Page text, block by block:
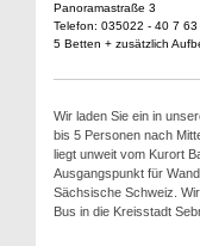
Panoramastraße 3
Telefon: 035022 - 40 7 63
5 Betten + zusätzlich
Wir laden Sie ein in
bis 5 Personen nach
liegt unweit vom Kurort
Ausgangspunkt für
Sächsische Schweiz.
Bus in die Kreisstadt